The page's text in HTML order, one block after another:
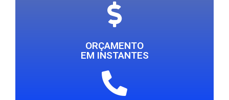
ORÇAMENTO
EM INSTANTES